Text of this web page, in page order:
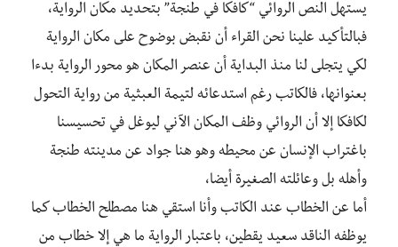
يستهل النص الروائي “كافكا في طنجة” بتحديد مكان الرواية،
فبالتأكيد علينا نحن القراء أن نقبض بوضوح على مكان الرواية
لكي يتجلى لنا منذ البداية أن عنصر المكان هو محور الرواية بدءا
بعنوانها، فالكاتب رغم استدعائه لتيمة العبثية من رواية التحول
لكافكا إلا أن الروائي وظف المكان الآني ليوغل في تحسيسنا
باغتراب الإنسان عن محيطه وهو هنا جواد عن مدينته طنجة
وأهله بل وعائلته الصغيرة أيضا،
أما عن الخطاب عند الكاتب وأنا استقي هنا مصطلح الخطاب كما
يوظفه الناقد سعيد يقطين، باعتبار الرواية ما هي إلا خطاب من